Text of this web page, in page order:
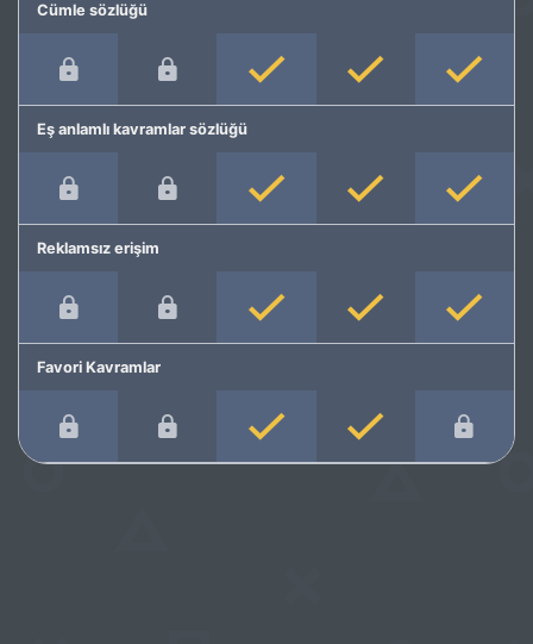
Cümle sözlüğü
Eş anlamlı kavramlar sözlüğü
Reklamsız erişim
Favori Kavramlar